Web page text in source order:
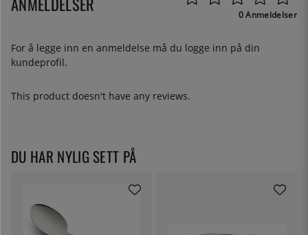
0 Anmeldelser
For å legge inn en anmeldelse må du logge inn på din
kundeprofil.
This product doesn't have any reviews.
DU HAR NYLIG SETT PÅ